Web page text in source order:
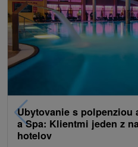
Ubytovanie s polpenziou
a Spa: Klientmi jeden z
hotelov